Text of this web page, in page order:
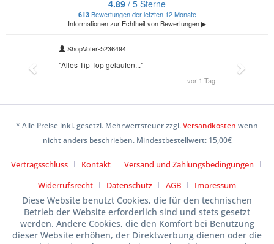
* Alle Preise inkl. gesetzl. Mehrwertsteuer zzgl.Versandkosten wenn
nicht anders beschrieben. Mindestbestellwert: 15,00€
Vertragsschluss Kontakt
Versand und Zahlungsbedingungen
Widerrufsrecht
Datenschutz AGB Impressum
Diese Website benutzt Cookies, die für den technischen
Betrieb der Website erforderlich sind und stets gesetzt
werden. Andere Cookies, die den Komfort bei Benutzung
dieser Website erhöhen, der Direktwerbung dienen oder die